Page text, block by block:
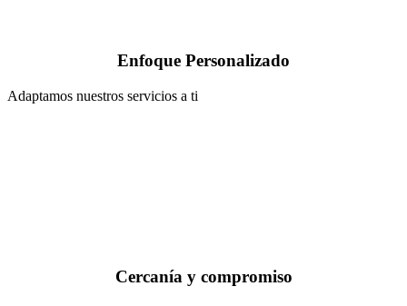
Enfoque Personalizado
Adaptamos nuestros servicios a ti
Cercanía y compromiso